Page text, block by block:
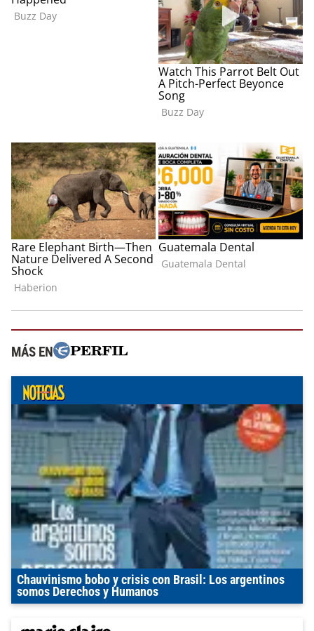
MÁS EN
Chauvinismo bobo y crisis con Brasil: Los argentinos
somos Derechos y Humanos